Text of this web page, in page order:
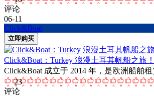
评论
06-11
Click&Boat
立即购买
Click&Boat：Turkey 浪漫土耳其帆船之旅
Click&Boat 成立于 2014 年，是欧洲船舶
23
评论